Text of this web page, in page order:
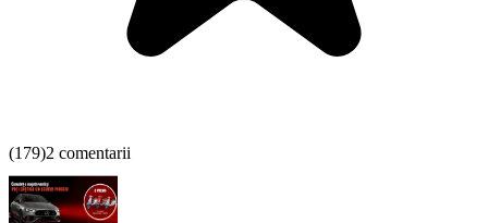
(179)2 comentarii